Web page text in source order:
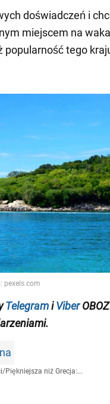
doświadczeń i
miejscem na
popularność tego
TelegramiViber
/Piękniejsza niż Grecja:...